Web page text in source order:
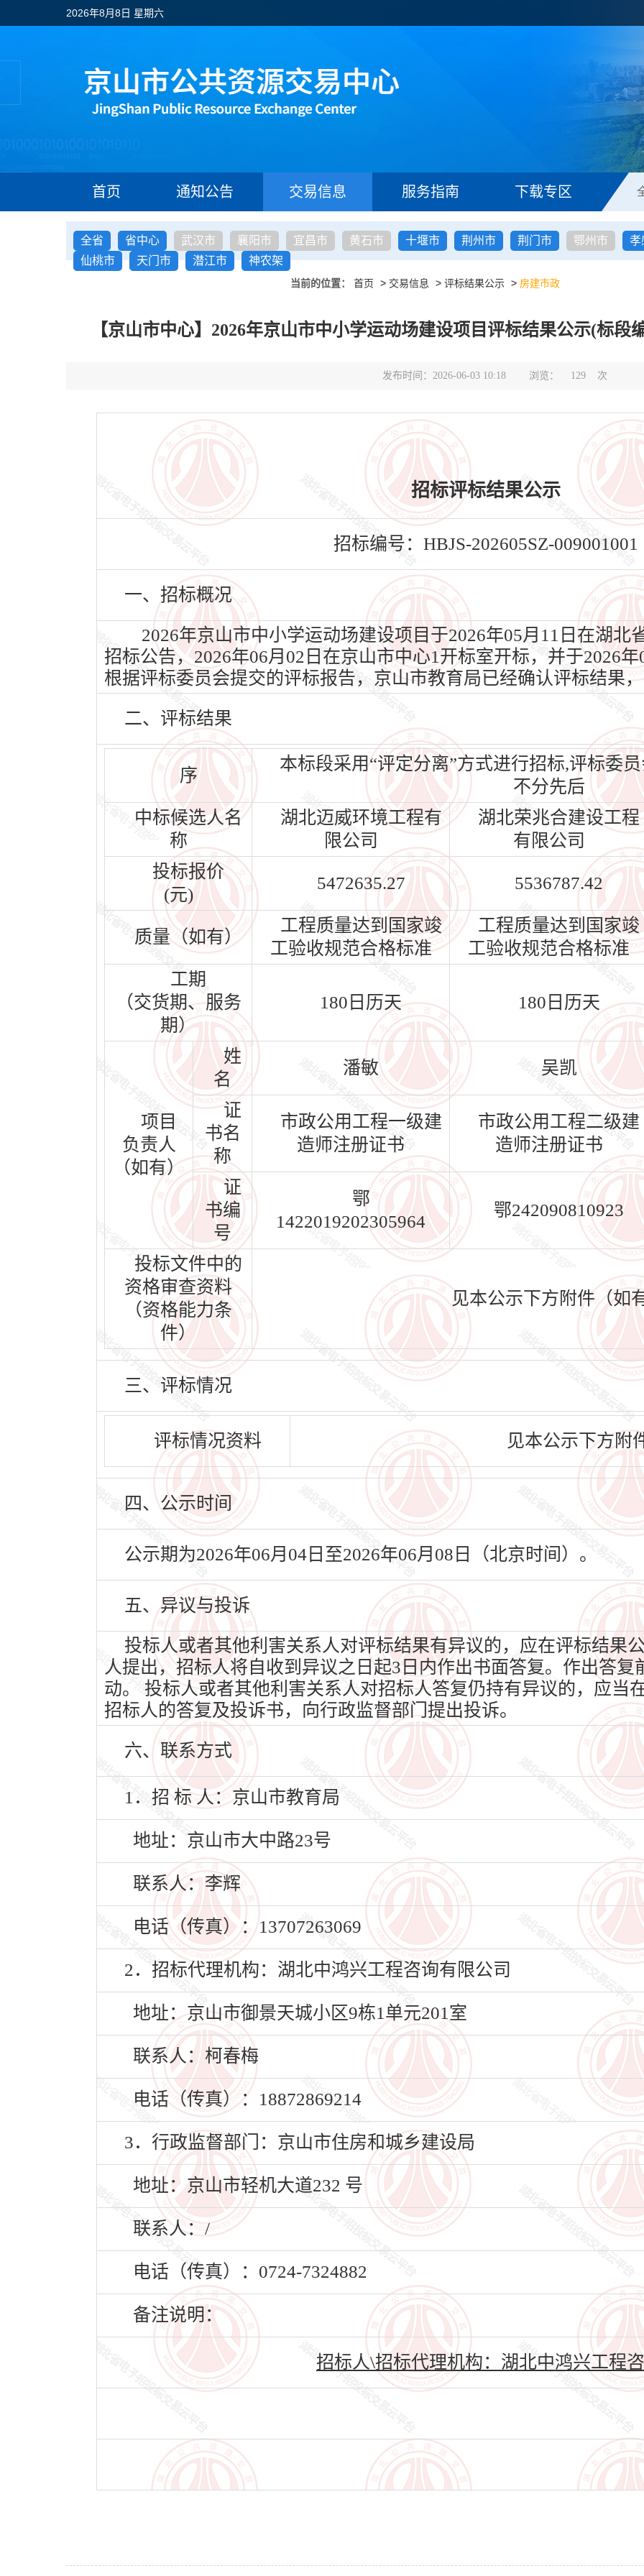
2026年8月8日 星期六
首页 通知公告 交易信息 服务指南 下载专区
全省 省中心 武汉市 襄阳市 宜昌市 黄石市 十堰市 荆州市 荆门市 鄂州市
孝
仙桃市
天门市 潜江市 神农架
当前的位置： 首页 > 交易信息 > 评标结果公示 > 房建市政
【京山市中心】2026年京山市中小学运动场建设项目评标结果公示(标段
发布时间：2026-06-03 10:18 浏览： 129 次
招标评标结果公示
招标编号：HBJS-202605SZ-009001001
一、招标概况
2026年京山市中小学运动场建设项目于2026年05月11日在湖北
招标公告，2026年06月02日在京山市中心1开标室开标，并于2026
根据评标委员会提交的评标报告，京山市教育局已经确认评标结果
二、评标结果
序
本标段采用“评定分离”方式进行招标,评标委
不分先后
中标候选人名
称
湖北迈威环境工程有
限公司
湖北荣兆合建设工程
有限公司
投标报价
(元)
5472635.27 5536787.42
质量（如有）
工程质量达到国家竣
工验收规范合格标准
工程质量达到国家竣
工验收规范合格标准
工期
（交货期、服务
期）
180日历天 180日历天
项目
负责人
（如有）
姓
名
潘敏 吴凯
证
书名
称
市政公用工程一级建
造师注册证书
市政公用工程二级建
造师注册证书
证
书编
号
鄂
1422019202305964
鄂242090810923
投标文件中的
资格审查资料
（资格能力条
件）
见本公示下方附件（如
三、评标情况
评标情况资料 见本公示下方附
四、公示时间
公示期为2026年06月04日至2026年06月08日（北京时间）。
五、异议与投诉
投标人或者其他利害关系人对评标结果有异议的，应在评标结果
人提出，招标人将自收到异议之日起3日内作出书面答复。作出答复
动。 投标人或者其他利害关系人对招标人答复仍持有异议的，应当
招标人的答复及投诉书，向行政监督部门提出投诉。
六、联系方式
1．招 标 人：京山市教育局
地址：京山市大中路23号
联系人：李辉
电话（传真）：13707263069
2．招标代理机构：湖北中鸿兴工程咨询有限公司
地址：京山市御景天城小区9栋1单元201室
联系人：柯春梅
电话（传真）：18872869214
3．行政监督部门：京山市住房和城乡建设局
地址：京山市轻机大道232 号
联系人：/
电话（传真）：0724-7324882
备注说明：
招标人\招标代理机构：湖北中鸿兴工程